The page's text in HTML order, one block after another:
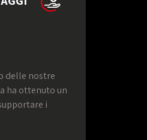
delle nostre
ha ottenuto un
i